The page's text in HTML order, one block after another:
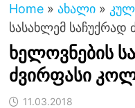
Home » ახალი »
სასახლემ საჩუქრად
ხელოვნების
ძვირფასი
11.03.2018